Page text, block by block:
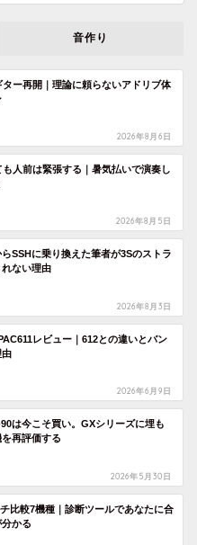
音作り
ター再開｜理論に頼らないアドリブ体
2026年8月6日
も人前は緊張する｜暑気払いで演奏し
2026年8月5日
SSHに乗り換えた筆者が3Sのストラ
れない理由
2026年8月3日
レビュー｜612との違いとバン
由
2026年6月9日
は今こそ買い。GXシリーズに埋も
再評価する
2026年5月30日
比較7機種｜診断ツールであなたに合
かる